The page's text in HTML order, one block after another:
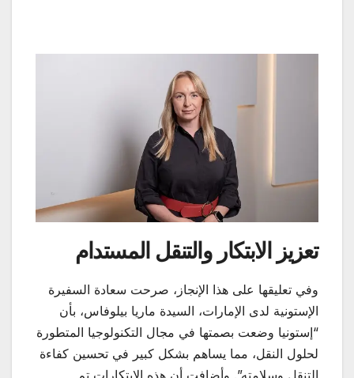
تعزيز الابتكار والتنقل المستدام
وفي تعليقها على هذا الإنجاز، صرحت سعادة السفيرة
الإستونية لدى الإمارات، السيدة ماريا بيلوفاس، بأن
“إستونيا وضعت بصمتها في مجال التكنولوجيا المتطورة
لحلول النقل، مما يساهم بشكل كبير في تحسين كفاءة
التنقل وسلامته”. وأضافت أن هذه الابتكارات تم